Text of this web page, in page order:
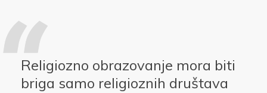
Religiozno obrazovanje mora biti
briga samo religioznih društava